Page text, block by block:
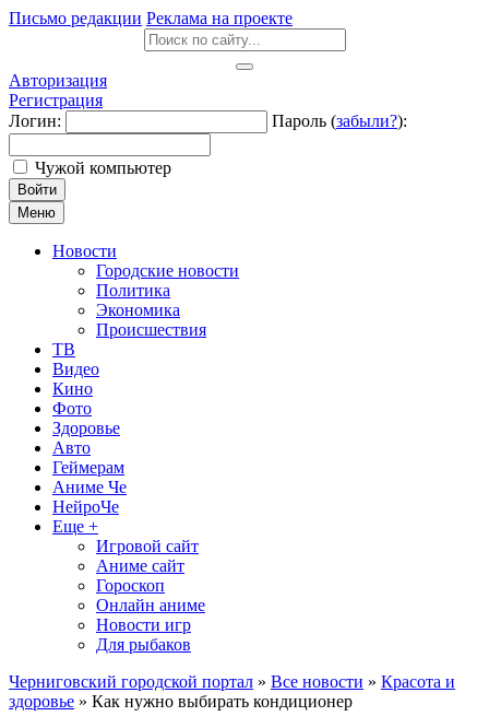
Письмо редакции Реклама на проекте
Авторизация
Регистрация
Логин:
Пароль (забыли?):
Чужой компьютер
Войти
Меню
Новости
Городские новости
Политика
Экономика
Происшествия
ТВ
Видео
Кино
Фото
Здоровье
Авто
Геймерам
Аниме Че
НейроЧе
Еще +
Игровой сайт
Аниме сайт
Гороскоп
Онлайн аниме
Новости игр
Для рыбаков
Черниговский городской портал » Все новости » Красота и
здоровье » Как нужно выбирать кондиционер